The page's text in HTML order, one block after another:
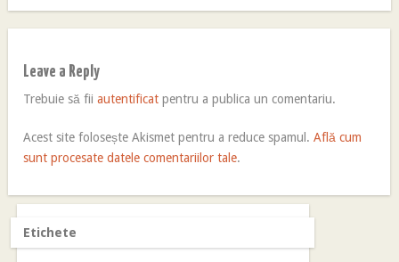
Leave a Reply
Trebuie să fiiautentificat pentru a publica un comentariu.
Acest site folosește Akismet pentru a reduce spamul.Află cum
sunt procesate datele comentariilor tale.
Etichete